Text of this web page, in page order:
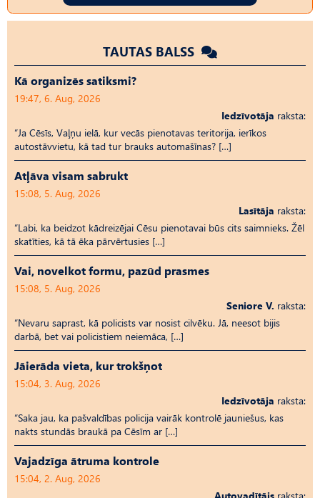
TAUTAS BALSS
Kā organizēs satiksmi?
19:47, 6. Aug, 2026
Iedzīvotāja raksta:
“Ja Cēsīs, Vaļņu ielā, kur vecās pienotavas teritorija, ierīkos
autostāvvietu, kā tad tur brauks automašīnas? […]
Atļāva visam sabrukt
15:08, 5. Aug, 2026
Lasītāja raksta:
“Labi, ka beidzot kādreizējai Cēsu pienotavai būs cits saimnieks. Žēl
skatīties, kā tā ēka pārvērtusies […]
Vai, novelkot formu, pazūd prasmes
15:08, 5. Aug, 2026
Seniore V. raksta:
“Nevaru saprast, kā policists var nosist cilvēku. Jā, neesot bijis
darbā, bet vai policistiem neiemāca, […]
Jāierāda vieta, kur trokšņot
15:04, 3. Aug, 2026
Iedzīvotāja raksta:
“Saka jau, ka pašvaldības policija vairāk kontrolē jauniešus, kas
nakts stundās braukā pa Cēsīm ar […]
Vajadzīga ātruma kontrole
15:04, 2. Aug, 2026